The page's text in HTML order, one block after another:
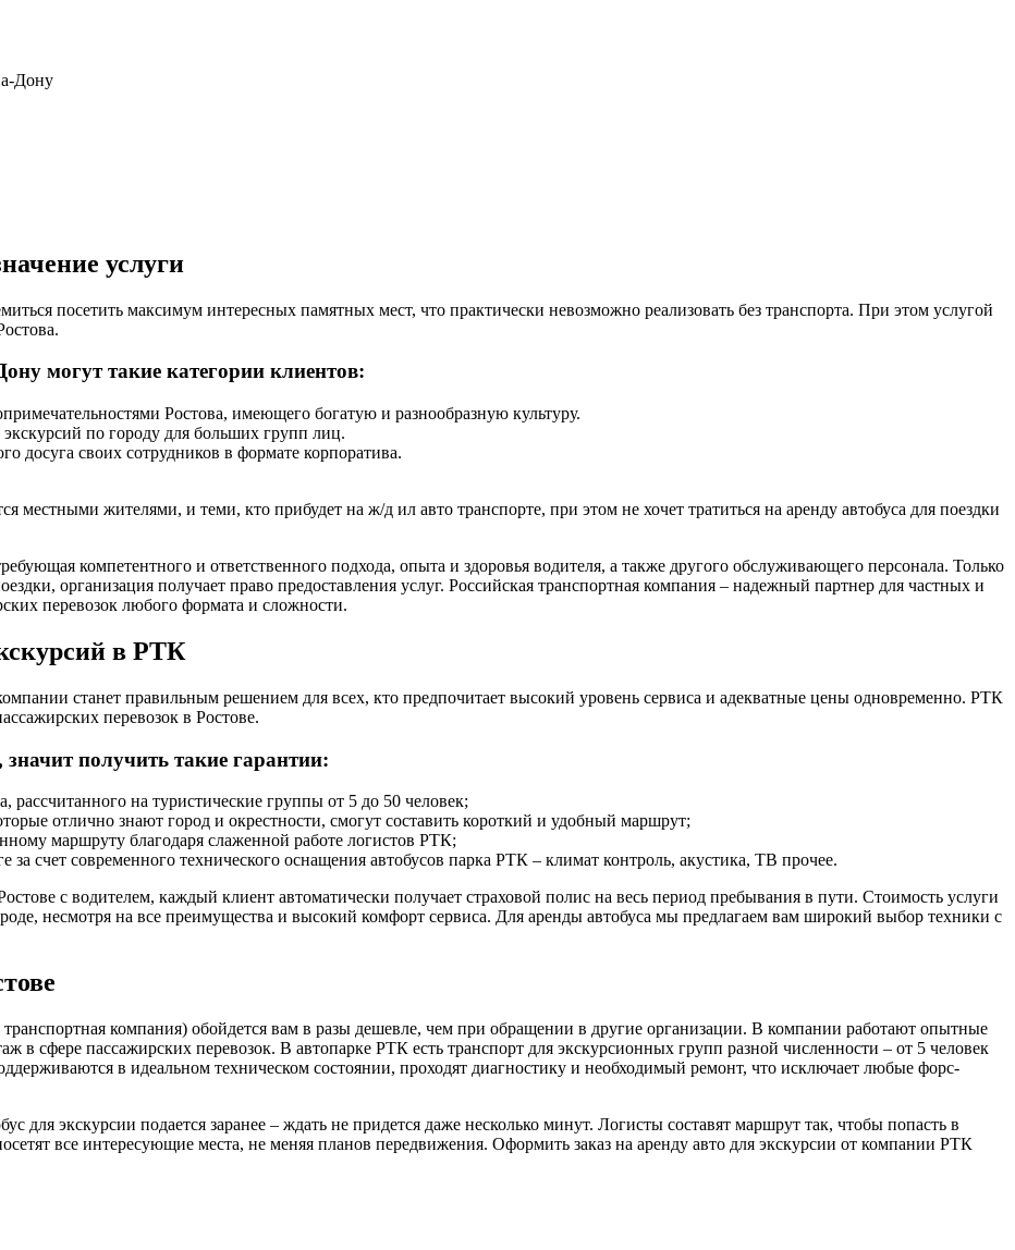
услуги
посетить максимум интересных памятных мест, что практически невозможно реализовать без транспорта. При этом услугой
могут такие категории клиентов:
Ростова, имеющего богатую и разнообразную культуру.
по городу для больших групп лиц.
досуга своих сотрудников в формате корпоратива.
местными жителями, и теми, кто прибудет на ж/д ил авто транспорте, при этом не хочет тратиться на аренду автобуса для поездки
компетентного и ответственного подхода, опыта и здоровья водителя, а также другого обслуживающего персонала. Только
организация получает право предоставления услуг. Российская транспортная компания – надежный партнер для частных и
перевозок любого формата и сложности.
в РТК
станет правильным решением для всех, кто предпочитает высокий уровень сервиса и адекватные цены одновременно. РТК
перевозок в Ростове.
получить такие гарантии:
рассчитанного на туристические группы от 5 до 50 человек;
отлично знают город и окрестности, смогут составить короткий и удобный маршрут;
маршруту благодаря слаженной работе логистов РТК;
счет современного технического оснащения автобусов парка РТК – климат контроль, акустика, ТВ прочее.
с водителем, каждый клиент автоматически получает страховой полис на весь период пребывания в пути. Стоимость услуги
несмотря на все преимущества и высокий комфорт сервиса. Для аренды автобуса мы предлагаем вам широкий выбор техники с
транспортная компания) обойдется вам в разы дешевле, чем при обращении в другие организации. В компании работают опытные
в сфере пассажирских перевозок. В автопарке РТК есть транспорт для экскурсионных групп разной численности – от 5 человек
в идеальном техническом состоянии, проходят диагностику и необходимый ремонт, что исключает любые форс-
для экскурсии подается заранее – ждать не придется даже несколько минут. Логисты составят маршрут так, чтобы попасть в
все интересующие места, не меняя планов передвижения. Оформить заказ на аренду авто для экскурсии от компании РТК